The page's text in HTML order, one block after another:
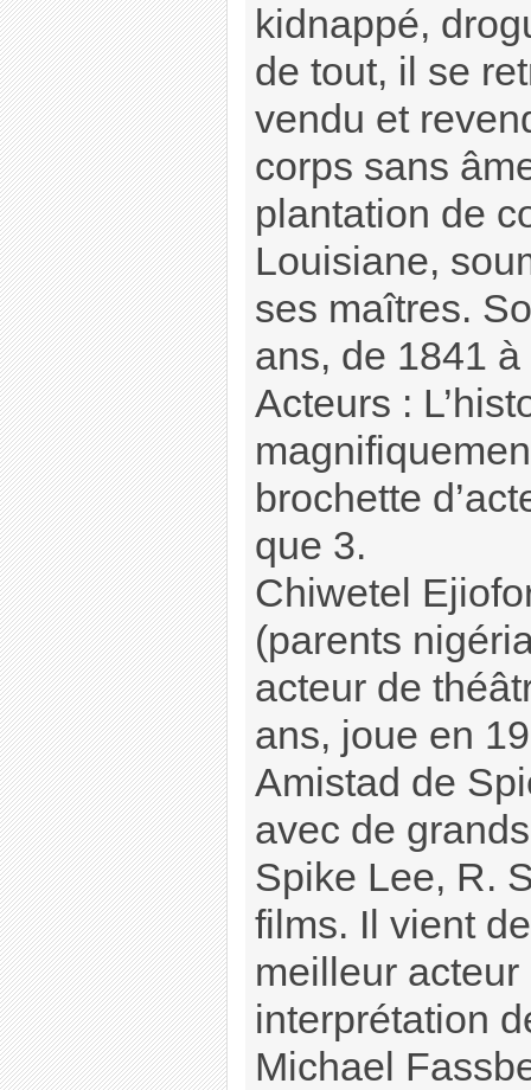
kidnappé,
de tout, il se
vendu et
corps sans
plantation de
Louisiane,
ses maîtres.
ans, de 1841 à
Acteurs :
brochette
que 3.
Chiwetel
(parents
acteur de
ans, joue en
Amistad de
avec de
Spike Lee, R.
films. Il vient
meilleur
interprétation
Michael